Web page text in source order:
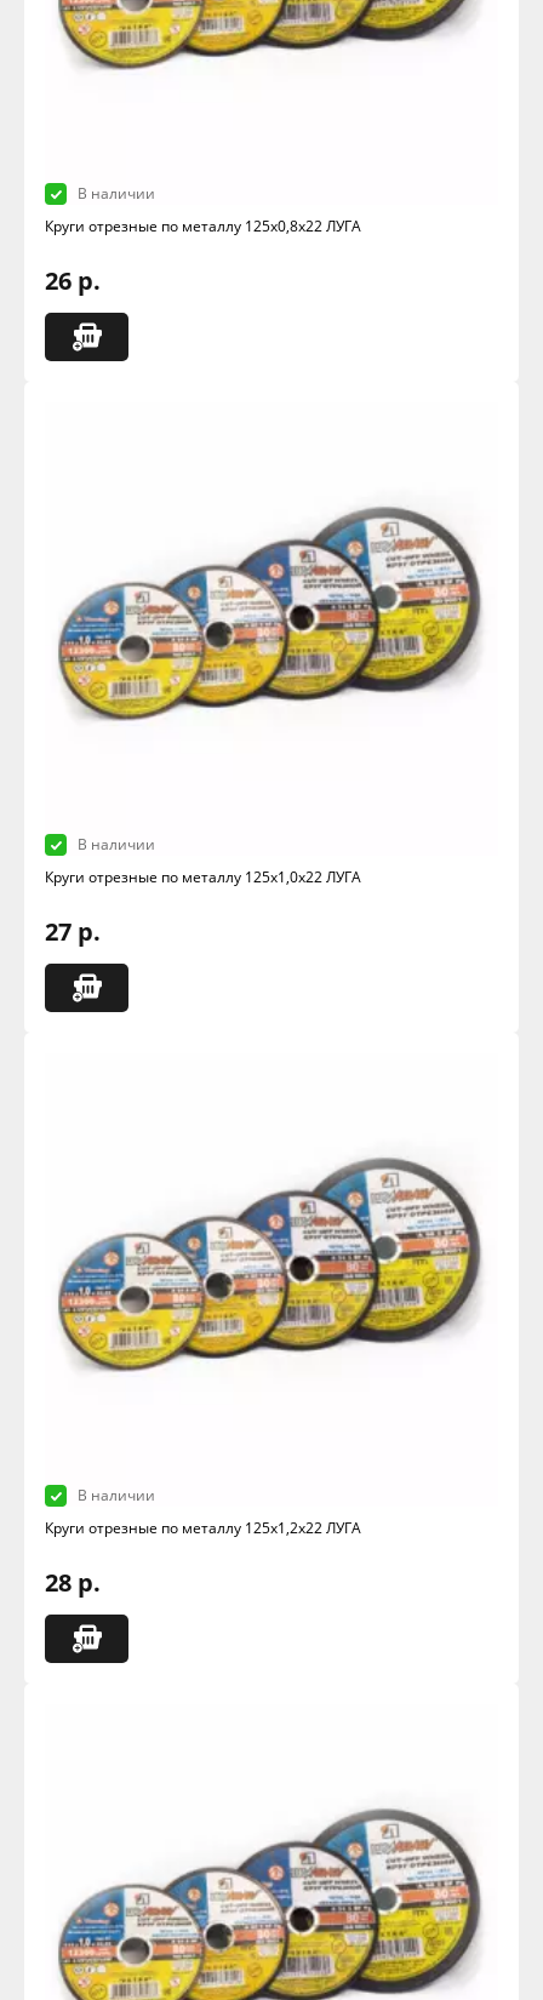
В наличии
Круги отрезные по металлу 125х0,8х22 ЛУГА
26 р.
В наличии
Круги отрезные по металлу 125х1,0х22 ЛУГА
27 р.
В наличии
Круги отрезные по металлу 125х1,2х22 ЛУГА
28 р.